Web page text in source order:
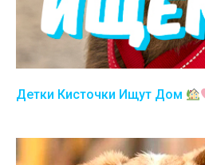
Детки Кисточки Ищут Дом